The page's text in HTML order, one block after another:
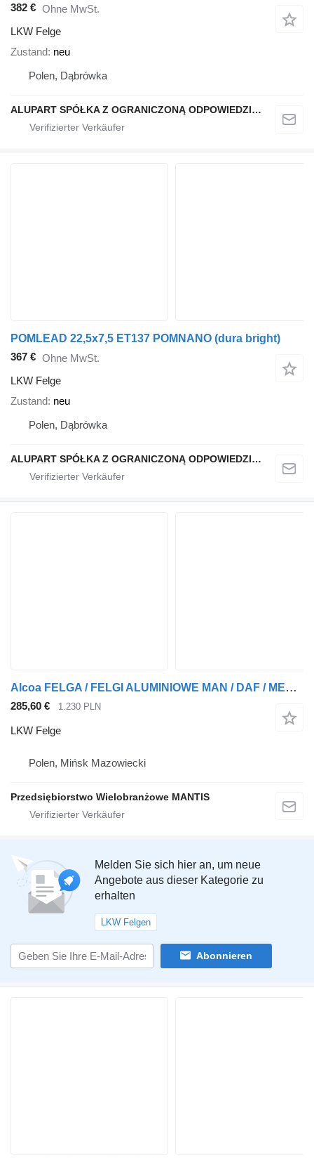
382 € Ohne MwSt.
LKW Felge
Zustand neu
Polen, Dąbrówka
ALUPART SPÓŁKA Z OGRANICZONĄ ODPOWIEDZIALNOŚCIĄ
POMLEAD 22,5x7,5 ET137 POMNANO (dura bright)
367 € Ohne MwSt.
LKW Felge
Zustand neu
Polen, Dąbrówka
ALUPART SPÓŁKA Z OGRANICZONĄ ODPOWIEDZIALNOŚCIĄ
Alcoa FELGA / FELGI ALUMINIOWE MAN / DAF / MERCEDES / SCANIA / VOLVO 2
285,60 € 1.230 PLN
LKW Felge
Polen, Mińsk Mazowiecki
Przedsiębiorstwo Wielobranżowe MANTIS
Melden Sie sich hier an, um neue
Angebote aus dieser Kategorie zu
erhalten
LKW Felgen
Abonnieren